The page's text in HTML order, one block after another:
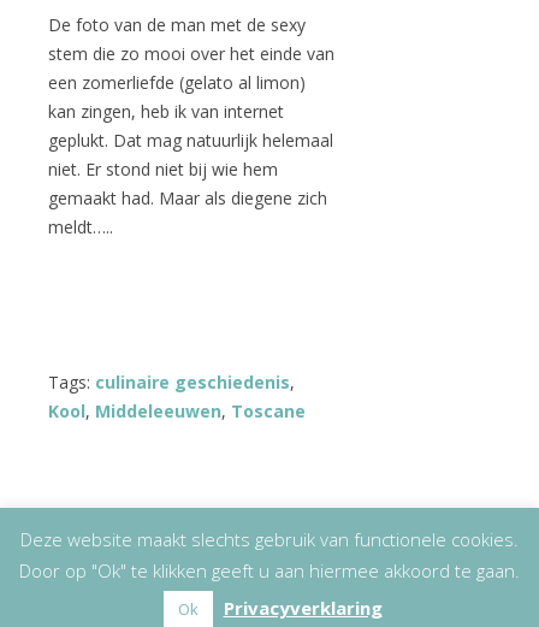
De foto van de man met de sexy
stem die zo mooi over het einde van
een zomerliefde (gelato al limon)
kan zingen, heb ik van internet
geplukt. Dat mag natuurlijk helemaal
niet. Er stond niet bij wie hem
gemaakt had. Maar als diegene zich
meldt…..
Tags: culinaire geschiedenis,
Kool, Middeleeuwen, Toscane
Copyright© 2026Lizet Kruyff| Disclaimer
Deze website maakt slechts gebruik van functionele cookies.
Door op "Ok" te klikken geeft u aan hiermee akkoord te gaan.
Ok Privacyverklaring